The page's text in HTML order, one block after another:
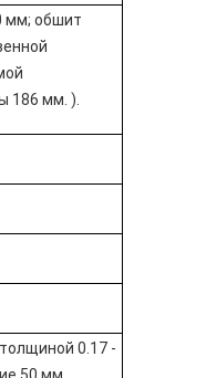
мм; обшит
186 мм. ).
0.17 -